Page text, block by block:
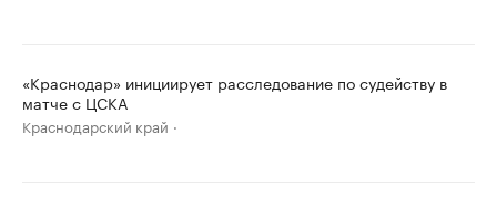
«Краснодар» инициирует расследование по судейству в
матче с ЦСКА
Краснодарский край